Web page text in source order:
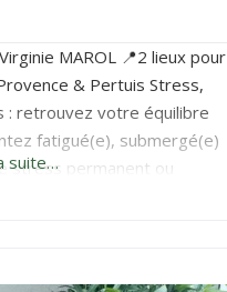
MAROL 📍2 lieux pour
& Pertuis Stress,
: retrouvez votre équilibre
fatigué(e), submergé(e)
stress permanent ou
suite…